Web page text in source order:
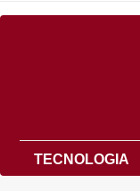
TECNOLOGIA